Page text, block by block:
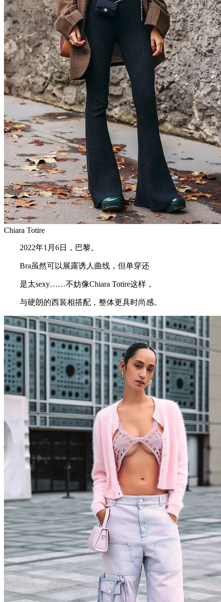
Chiara Totire
2022年1月6日，巴黎。
Bra虽然可以展露诱人曲线，但单穿还
是太sexy……不妨像Chiara Totire这样，
与硬朗的西装相搭配，整体更具时尚感。